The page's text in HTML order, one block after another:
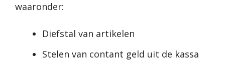
waaronder:
Diefstal van artikelen
Stelen van contant geld uit de kassa